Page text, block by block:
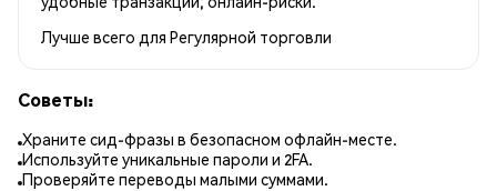
Лучше всего для Регулярной торговли
Советы:
Храните сид-фразы в безопасном офлайн-месте.
Используйте уникальные пароли и 2FA.
Проверяйте переводы малыми суммами.